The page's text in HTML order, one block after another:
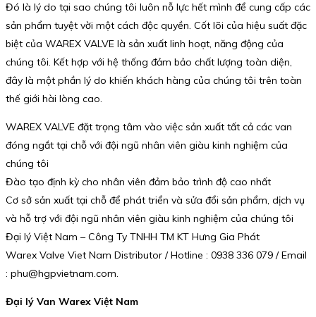
Đó là lý do tại sao chúng tôi luôn nỗ lực hết mình để cung cấp các
sản phẩm tuyệt vời một cách độc quyền. Cốt lõi của hiệu suất đặc
biệt của WAREX VALVE là sản xuất linh hoạt, năng động của
chúng tôi. Kết hợp với hệ thống đảm bảo chất lượng toàn diện,
đây là một phần lý do khiến khách hàng của chúng tôi trên toàn
thế giới hài lòng cao.
WAREX VALVE đặt trọng tâm vào việc sản xuất tất cả các van
đóng ngắt tại chỗ với đội ngũ nhân viên giàu kinh nghiệm của
chúng tôi
Đào tạo định kỳ cho nhân viên đảm bảo trình độ cao nhất
Cơ sở sản xuất tại chỗ để phát triển và sửa đổi sản phẩm, dịch vụ
và hỗ trợ với đội ngũ nhân viên giàu kinh nghiệm của chúng tôi
Đại lý Việt Nam – Công Ty TNHH TM KT Hưng Gia Phát
Warex Valve Viet Nam Distributor / Hotline : 0938 336 079 / Email
: phu@hgpvietnam.com.
Đại lý Van Warex Việt Nam